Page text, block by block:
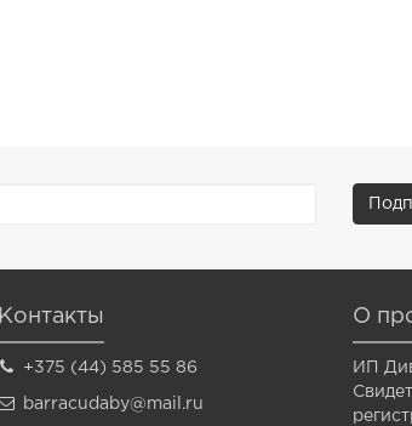
Контакты
+375 (44) 585 55 86
barracudaby@mail.ru
О
ИП